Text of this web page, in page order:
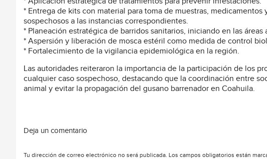
* Entrega de kits con material para toma de muestras,
sospechosos a las instancias correspondientes.
* Planeación estratégica de barridos sanitarios, iniciando en las áreas
* Aspersión y liberación de mosca estéril como medida de control
* Fortalecimiento de la vigilancia epidemiológica en la región.
Las autoridades reiteraron la importancia de la participación de los
cualquier caso sospechoso, destacando que la coordinación entre
animal y evitar la propagación del gusano barrenador en Coahuila.
Deja un comentario
Tu dirección de correo electrónico no será publicada. Los campos obligatorios están